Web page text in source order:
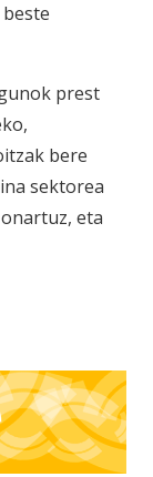
prest
bere
sektorea
eta